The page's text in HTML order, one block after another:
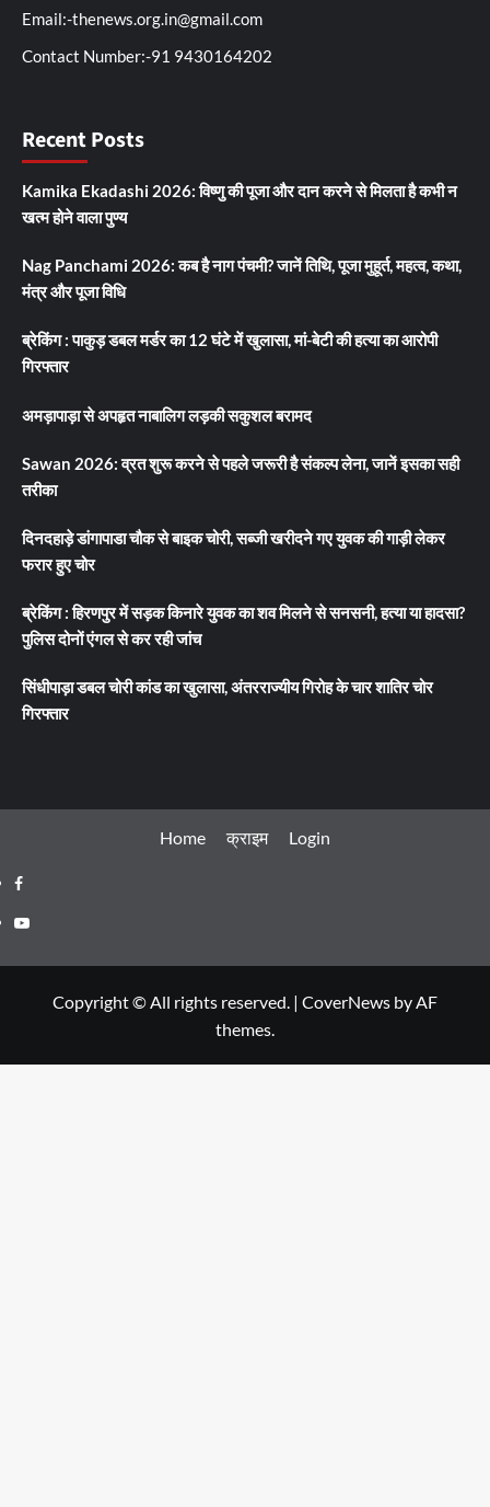
Email:-thenews.org.in@gmail.com
Contact Number:-91 9430164202
Recent Posts
Kamika Ekadashi 2026: विष्णु की पूजा और दान करने से मिलता है कभी न
खत्म होने वाला पुण्य
Nag Panchami 2026: कब है नाग पंचमी? जानें तिथि, पूजा मुहूर्त, महत्व, कथा,
मंत्र और पूजा विधि
ब्रेकिंग : पाकुड़ डबल मर्डर का 12 घंटे में खुलासा, मां-बेटी की हत्या का आरोपी
गिरफ्तार
अमड़ापाड़ा से अपहृत नाबालिग लड़की सकुशल बरामद
Sawan 2026: व्रत शुरू करने से पहले जरूरी है संकल्प लेना, जानें इसका सही
तरीका
दिनदहाड़े डांगापाडा चौक से बाइक चोरी, सब्जी खरीदने गए युवक की गाड़ी लेकर
फरार हुए चोर
ब्रेकिंग : हिरणपुर में सड़क किनारे युवक का शव मिलने से सनसनी, हत्या या हादसा?
पुलिस दोनों एंगल से कर रही जांच
सिंधीपाड़ा डबल चोरी कांड का खुलासा, अंतरराज्यीय गिरोह के चार शातिर चोर
गिरफ्तार
Home क्राइम Login
Facebook
Youtube
Copyright © All rights reserved. | CoverNews by AF
themes.